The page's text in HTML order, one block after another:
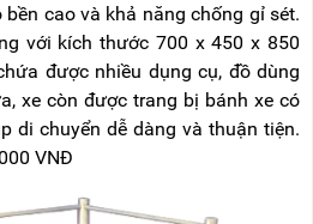
bền cao và khả năng chống gỉ sét.
với kích thước 700 x 450 x 850
được nhiều dụng cụ, đồ dùng
xe còn được trang bị bánh xe có
di chuyển dễ dàng và thuận tiện.
VNĐ